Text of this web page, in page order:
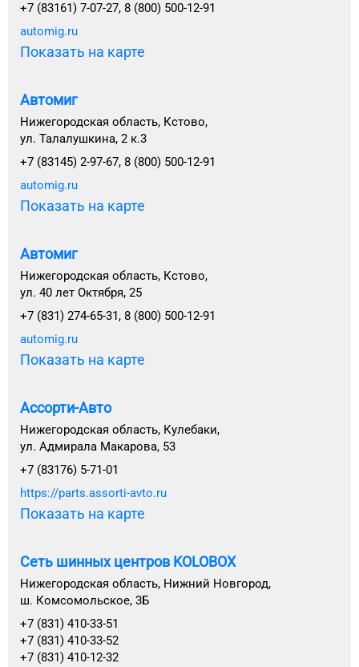
+7 (83161) 7-07-27, 8 (800) 500-12-91
automig.ru
Показать на карте
Автомиг
Нижегородская область, Кстово,
ул. Талалушкина, 2 к.3
+7 (83145) 2-97-67, 8 (800) 500-12-91
automig.ru
Показать на карте
Автомиг
Нижегородская область, Кстово,
ул. 40 лет Октября, 25
+7 (831) 274-65-31, 8 (800) 500-12-91
automig.ru
Показать на карте
Ассорти-Авто
Нижегородская область, Кулебаки,
ул. Адмирала Макарова, 53
+7 (83176) 5-71-01
https://parts.assorti-avto.ru
Показать на карте
Сеть шинных центров KOLOBOX
Нижегородская область, Нижний Новгород,
ш. Комсомольское, 3Б
+7 (831) 410-33-51
+7 (831) 410-33-52
+7 (831) 410-12-32